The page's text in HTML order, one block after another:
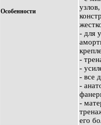
Особенности
- для
-
-
- все
-
-
его